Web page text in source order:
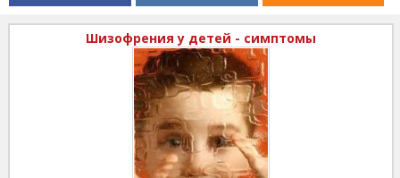
Шизофрения у детей - симптомы